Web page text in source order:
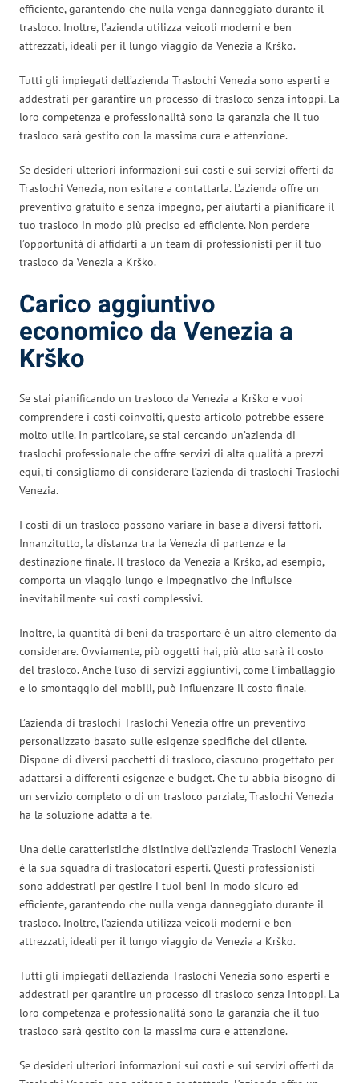
efficiente, garantendo che nulla venga danneggiato durante il
trasloco. Inoltre, l’azienda utilizza veicoli moderni e ben
attrezzati, ideali per il lungo viaggio da Venezia a Krško.
Tutti gli impiegati dell’azienda Traslochi Venezia sono esperti e
addestrati per garantire un processo di trasloco senza intoppi. La
loro competenza e professionalità sono la garanzia che il tuo
trasloco sarà gestito con la massima cura e attenzione.
Se desideri ulteriori informazioni sui costi e sui servizi offerti da
Traslochi Venezia, non esitare a contattarla. L’azienda offre un
preventivo gratuito e senza impegno, per aiutarti a pianificare il
tuo trasloco in modo più preciso ed efficiente. Non perdere
l’opportunità di affidarti a un team di professionisti per il tuo
trasloco da Venezia a Krško.
Carico aggiuntivo
economico da Venezia a
Krško
Se stai pianificando un trasloco da Venezia a Krško e vuoi
comprendere i costi coinvolti, questo articolo potrebbe essere
molto utile. In particolare, se stai cercando un’azienda di
traslochi professionale che offre servizi di alta qualità a prezzi
equi, ti consigliamo di considerare l’azienda di traslochi Traslochi
Venezia.
I costi di un trasloco possono variare in base a diversi fattori.
Innanzitutto, la distanza tra la Venezia di partenza e la
destinazione finale. Il trasloco da Venezia a Krško, ad esempio,
comporta un viaggio lungo e impegnativo che influisce
inevitabilmente sui costi complessivi.
Inoltre, la quantità di beni da trasportare è un altro elemento da
considerare. Ovviamente, più oggetti hai, più alto sarà il costo
del trasloco. Anche l’uso di servizi aggiuntivi, come l’imballaggio
e lo smontaggio dei mobili, può influenzare il costo finale.
L’azienda di traslochi Traslochi Venezia offre un preventivo
personalizzato basato sulle esigenze specifiche del cliente.
Dispone di diversi pacchetti di trasloco, ciascuno progettato per
adattarsi a differenti esigenze e budget. Che tu abbia bisogno di
un servizio completo o di un trasloco parziale, Traslochi Venezia
ha la soluzione adatta a te.
Una delle caratteristiche distintive dell’azienda Traslochi Venezia
è la sua squadra di traslocatori esperti. Questi professionisti
sono addestrati per gestire i tuoi beni in modo sicuro ed
efficiente, garantendo che nulla venga danneggiato durante il
trasloco. Inoltre, l’azienda utilizza veicoli moderni e ben
attrezzati, ideali per il lungo viaggio da Venezia a Krško.
Tutti gli impiegati dell’azienda Traslochi Venezia sono esperti e
addestrati per garantire un processo di trasloco senza intoppi. La
loro competenza e professionalità sono la garanzia che il tuo
trasloco sarà gestito con la massima cura e attenzione.
Se desideri ulteriori informazioni sui costi e sui servizi offerti da